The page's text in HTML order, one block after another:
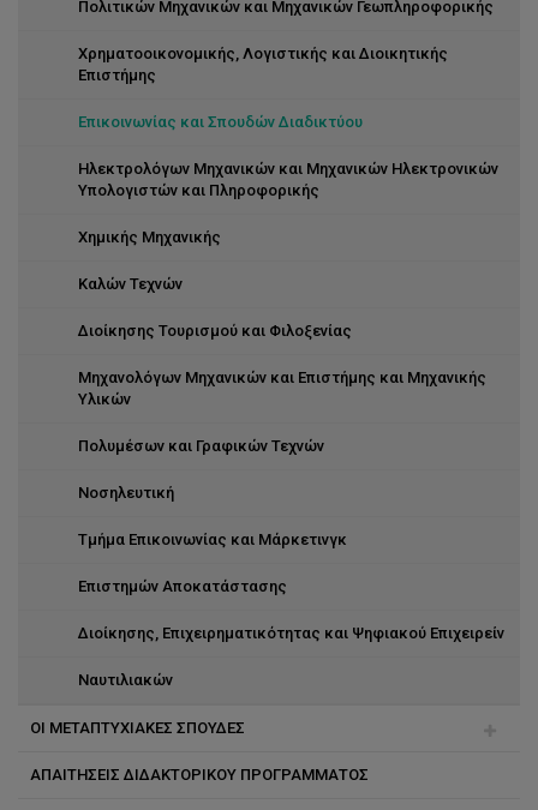
Πολιτικών Μηχανικών και Μηχανικών Γεωπληροφορικής
Χρηματοοικονομικής, Λογιστικής και Διοικητικής
Επιστήμης
Επικοινωνίας και Σπουδών Διαδικτύου
Ηλεκτρολόγων Μηχανικών και Μηχανικών Ηλεκτρονικών
Υπολογιστών και Πληροφορικής
Χημικής Μηχανικής
Καλών Τεχνών
Διοίκησης Τουρισμού και Φιλοξενίας
Μηχανολόγων Μηχανικών και Επιστήμης και Μηχανικής
Υλικών
Πολυμέσων και Γραφικών Τεχνών
Νοσηλευτική
Τμήμα Επικοινωνίας και Μάρκετινγκ
Επιστημών Αποκατάστασης
Διοίκησης, Επιχειρηματικότητας και Ψηφιακού Επιχειρείν
Ναυτιλιακών
ΟΙ ΜΕΤΑΠΤΥΧΙΑΚΕΣ ΣΠΟΥΔΕΣ
Ακαδημαϊκός και Ερευνητικός Σύμβουλος
ΑΠΑΙΤΗΣΕΙΣ ΔΙΔΑΚΤΟΡΙΚΟΥ ΠΡΟΓΡΑΜΜΑΤΟΣ